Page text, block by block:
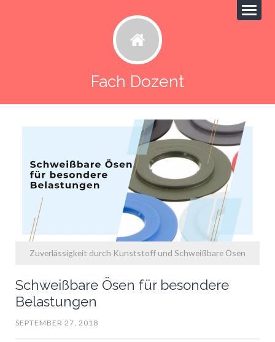
Fach Dozent
Zuverlässigkeit durch Kunststoff und Schweißbare Ösen
Schweißbare Ösen für besondere
Belastungen
SEPTEMBER 27, 2018